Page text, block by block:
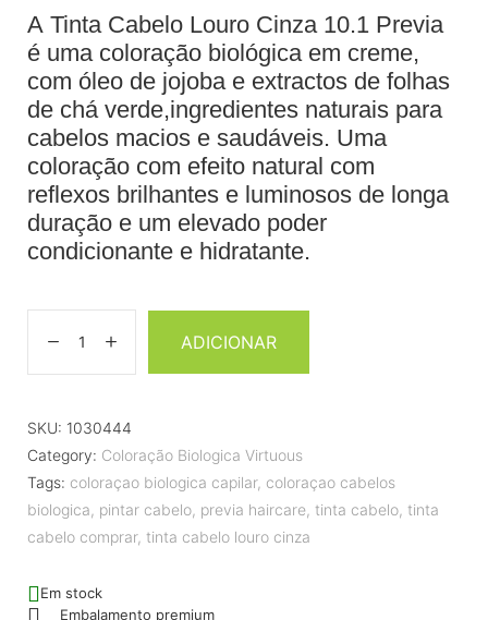
A Tinta Cabelo Louro Cinza 10.1 Previa
é uma coloração biológica em creme,
com óleo de jojoba e extractos de folhas
de chá verde,ingredientes naturais para
cabelos macios e saudáveis. Uma
coloração com efeito natural com
reflexos brilhantes e luminosos de longa
duração e um elevado poder
condicionante e hidratante.
ADICIONAR
SKU: 1030444
Category: Coloração Biologica Virtuous
Tags: coloraçao biologica capilar, coloraçao cabelos
biologica, pintar cabelo, previa haircare, tinta cabelo, tinta
cabelo comprar, tinta cabelo louro cinza
Em stock
Embalamento premium